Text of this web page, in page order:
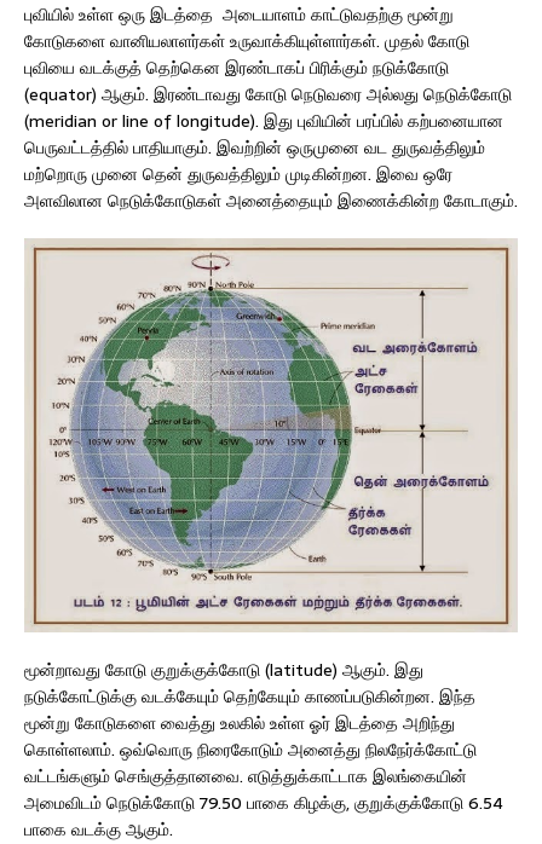
புவியில் உள்ள ஒரு இடத்தை அடையாளம் காட்டுவதற்கு மூன்று
கோடுகளை வானியலாளர்கள் உருவாக்கியுள்ளார்கள். முதல் கோடு
புவியை வடக்குத் தெற்கென இரண்டாகப் பிரிக்கும் நடுக்கோடு
(equator) ஆகும். இரண்டாவது கோடு நெடுவரை அல்லது நெடுக்கோடு
(meridian or line of longitude). இது புவியின் பரப்பில் கற்பனையான
பெருவட்டத்தில் பாதியாகும். இவற்றின் ஒருமுனை வட துருவத்திலும்
மற்றொரு முனை தென் துருவத்திலும் முடிகின்றன. இவை ஒரே
அளவிலான நெடுக்கோடுகள் அனைத்தையும் இணைக்கின்ற கோடாகும்.
மூன்றாவது கோடு குறுக்குக்கோடு (latitude) ஆகும். இது
நடுக்கோட்டுக்கு வடக்கேயும் தெற்கேயும் காணப்படுகின்றன. இந்த
மூன்று கோடுகளை வைத்து உலகில் உள்ள ஓர் இடத்தை அறிந்து
கொள்ளலாம். ஒவ்வொரு நிரைகோடும் அனைத்து நிலநேர்க்கோட்டு
வட்டங்களும் செங்குத்தானவை. எடுத்துக்காட்டாக இலங்கையின்
அமைவிடம் நெடுக்கோடு 79.50 பாகை கிழக்கு, குறுக்குக்கோடு 6.54
பாகை வடக்கு ஆகும்.